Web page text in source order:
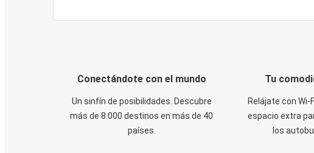
Conectándote con el mundo
Un sinfín de posibilidades. Descubre
más de 8.000 destinos en más de 40
países.
Tu
Relájate con
espacio extra
los